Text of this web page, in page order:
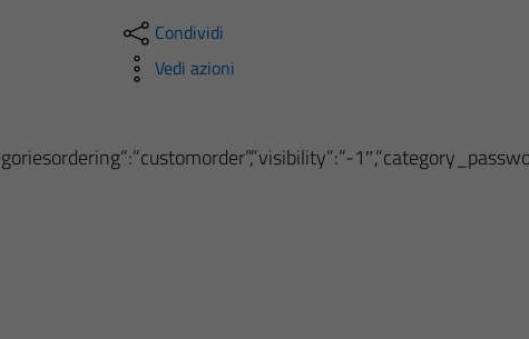
Condividi
Vedi azioni